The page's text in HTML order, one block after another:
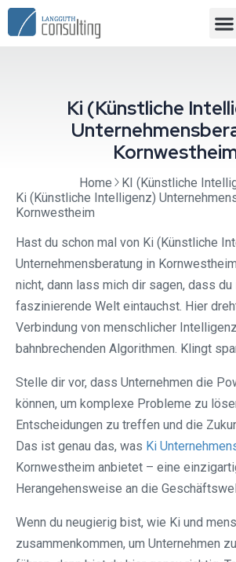
Ki (Künstliche
Home
KI (Künstliche
Ki (Künstliche Intelligenz)
Kornwestheim
Hast du schon mal von Ki (Künstliche
Unternehmensberatung in
nicht, dann lass mich dir sagen, dass du
faszinierende Welt eintauchst. Hier
Verbindung von menschlicher
bahnbrechenden Algorithmen. Klingt
Stelle dir vor, dass Unternehmen die
können, um komplexe Probleme zu
Entscheidungen zu treffen und die
Das ist genau das, was Ki
Kornwestheim anbietet – eine
Herangehensweise an die
Wenn du neugierig bist, wie Ki und
zusammenkommen, um Unternehmen